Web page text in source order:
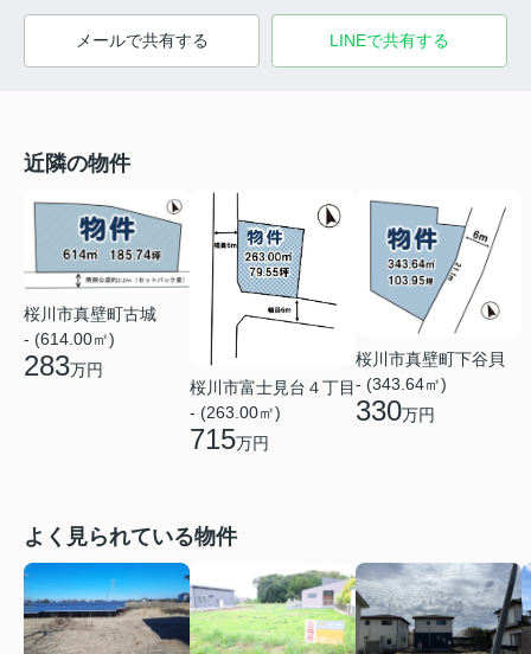
メールで共有する LINEで共有する
近隣の物件
桜川市真壁町古城
- (614.00㎡)
283万円
桜川市富士見台４丁目
- (263.00㎡)
715万円
桜川市真壁町下谷貝
- (343.64㎡)
330万円
よく見られている物件